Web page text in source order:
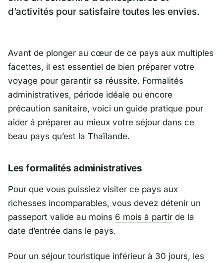
d’activités pour satisfaire toutes les envies.
Avant de plonger au cœur de ce pays aux multiples
facettes, il est essentiel de bien préparer votre
voyage pour garantir sa réussite. Formalités
administratives, période idéale ou encore
précaution sanitaire, voici un guide pratique pour
aider à préparer au mieux votre séjour dans ce
beau pays qu’est la Thaïlande.
Les formalités administratives
Pour que vous puissiez visiter ce pays aux
richesses incomparables, vous devez détenir un
passeport valide au moins 6 mois à partir de la
date d’entrée dans le pays.
Pour un séjour touristique inférieur à 30 jours, les